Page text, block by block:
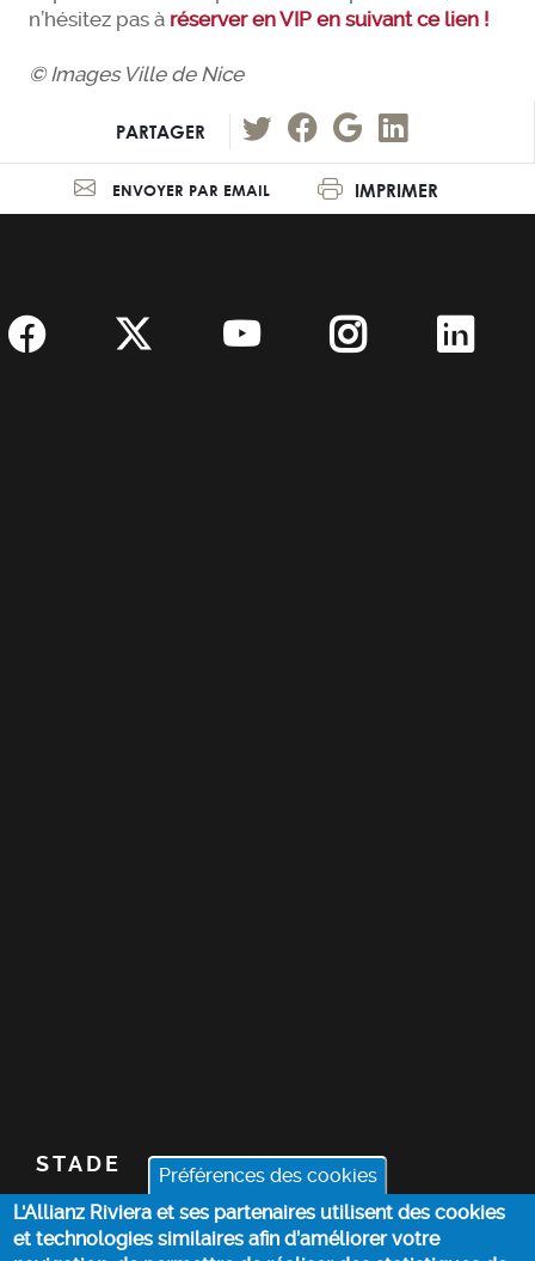
Préférences des cookies
L'Allianz Riviera et ses partenaires utilisent des cookies
et technologies similaires afin d’améliorer votre
n’hésitez pas à réserver en VIP en suivant ce lien !
© Images Ville de Nice
PARTAGER
ENVOYER PAR EMAIL IMPRIMER
STADE
BILLETTERIE